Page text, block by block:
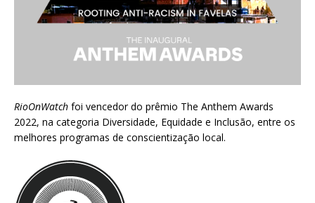
RioOnWatch foi vencedor do prêmio The Anthem Awards
2022, na categoria Diversidade, Equidade e Inclusão, entre os
melhores programas de conscientização local.